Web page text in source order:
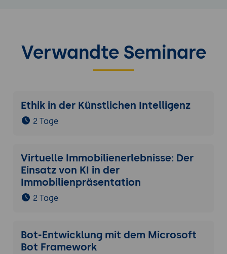
Verwandte Seminare
Ethik in der Künstlichen Intelligenz
2 Tage
Virtuelle Immobilienerlebnisse: Der
Einsatz von KI in der
Immobilienpräsentation
2 Tage
Bot-Entwicklung mit dem Microsoft
Bot Framework